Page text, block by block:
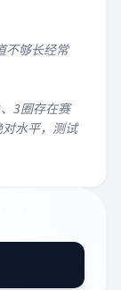
不够长经常
3圈存在赛
水平，测试